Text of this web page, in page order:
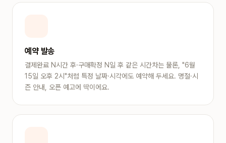
예약 발송
결제완료 N시간 후·구매확정 N일 후 같은 시간차는 물론, "6월
15일 오후 2시"처럼 특정 날짜·시각에도 예약해 두세요. 명절·시
즌 안내, 오픈 예고에 딱이에요.